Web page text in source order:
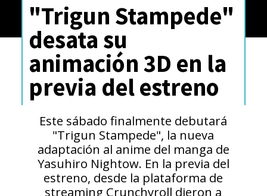
"Trigun Stampede"
desata su
animación 3D en la
previa del estreno
Este sábado finalmente debutará
"Trigun Stampede", la nueva
adaptación al anime del manga de
Yasuhiro Nightow. En la previa del
estreno, desde la plataforma de
streaming Crunchyroll dieron a